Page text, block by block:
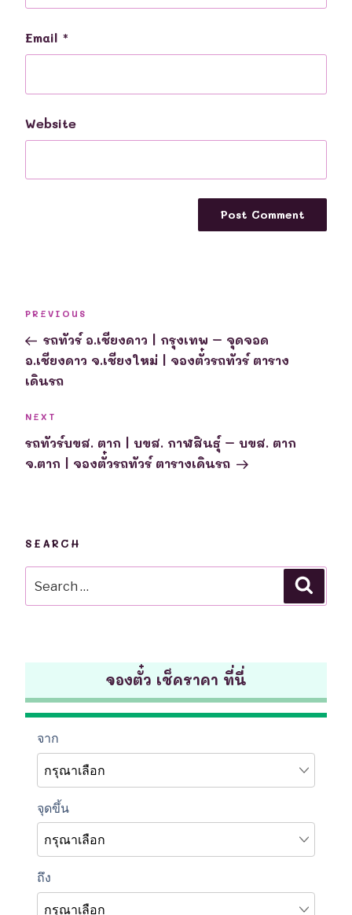
Email *
Website
Previous
Post
PREVIOUS
รถทัวร์ อ.เชียงดาว | กรุงเทพ – จุดจอด
อ.เชียงดาว จ.เชียงใหม่ | จองตั๋วรถทัวร์ ตาราง
เดินรถ
Next
Post
NEXT
รถทัวร์บขส. ตาก | บขส. กาฬสินธุ์ – บขส. ตาก
จ.ตาก | จองตั๋วรถทัวร์ ตารางเดินรถ
SEARCH
for:
จองตั๋ว เช็คราคา ที่นี่